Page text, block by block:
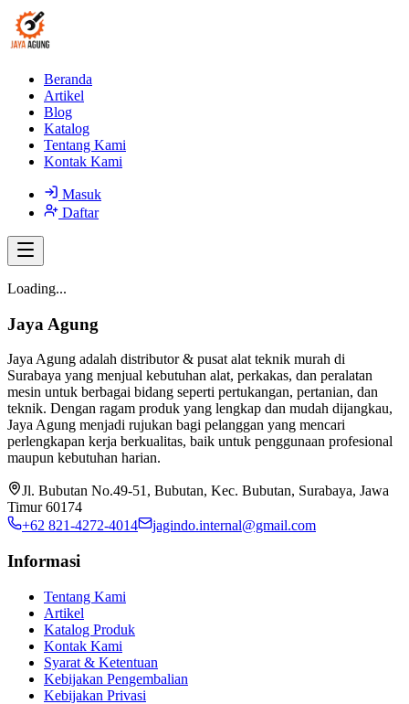
Beranda
Artikel
Blog
Katalog
Tentang Kami
Kontak Kami
Masuk
Daftar
Loading...
Jaya Agung
Jaya Agung adalah distributor & pusat alat teknik murah di
Surabaya yang menjual kebutuhan alat, perkakas, dan peralatan
mesin untuk berbagai bidang seperti pertukangan, pertanian, dan
teknik. Dengan ragam produk yang lengkap dan mudah dijangkau,
Jaya Agung menjadi rujukan bagi pelanggan yang mencari
perlengkapan kerja berkualitas, baik untuk penggunaan profesional
maupun kebutuhan harian.
Jl. Bubutan No.49-51, Bubutan, Kec. Bubutan, Surabaya, Jawa
Timur 60174
+62 821-4272-4014
jagindo.internal@gmail.com
Informasi
Tentang Kami
Artikel
Katalog Produk
Kontak Kami
Syarat & Ketentuan
Kebijakan Pengembalian
Kebijakan Privasi